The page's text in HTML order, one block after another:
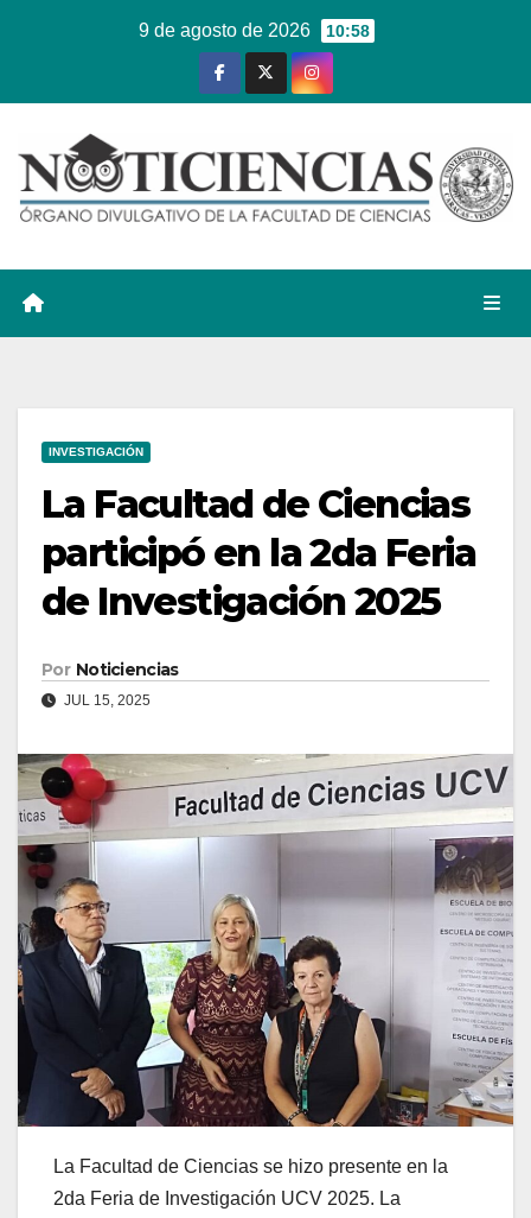
9 de agosto de 2026 10:58
INVESTIGACIÓN
La Facultad de Ciencias
participó en la 2da Feria
de Investigación 2025
Por Noticiencias
JUL 15, 2025
La Facultad de Ciencias se hizo presente en la
2da Feria de Investigación UCV 2025. La